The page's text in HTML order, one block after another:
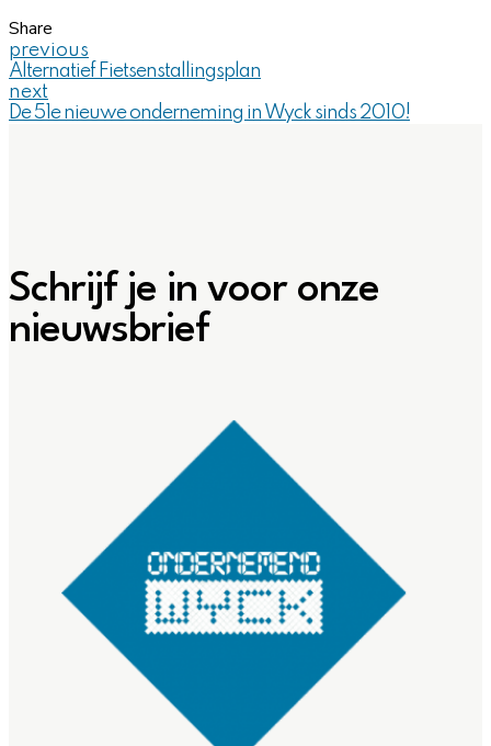
Share
previous
Alternatief Fietsenstallingsplan
next
De 51e nieuwe onderneming in Wyck sinds 2010!
Schrijf je in voor onze
nieuwsbrief